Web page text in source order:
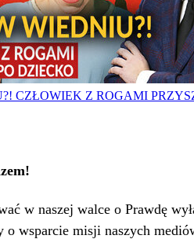
CZŁOWIEK Z ROGAMI
w naszej walce o Prawdę
o wsparcie misji naszych